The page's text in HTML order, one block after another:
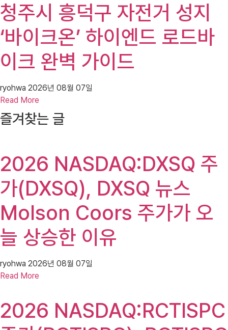
청주시 흥덕구 자전거 성지
‘바이크온’ 하이엔드 로드바
이크 완벽 가이드
ryohwa 2026년 08월 07일
Read More
즐겨찾는 글
2026 NASDAQ:DXSQ 주
가(DXSQ), DXSQ 뉴스
Molson Coors 주가가 오
늘 상승한 이유
ryohwa 2026년 08월 07일
Read More
2026 NASDAQ:RCTISPC